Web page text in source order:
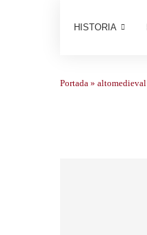
HISTORIA
Portada » altomedieval